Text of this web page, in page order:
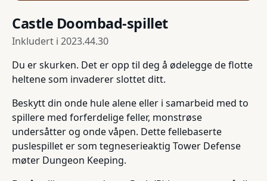
Castle Doombad-spillet
Inkludert i 2023.44.30
Du er skurken. Det er opp til deg å ødelegge de flotte
heltene som invaderer slottet ditt.
Beskytt din onde hule alene eller i samarbeid med to
spillere med forferdelige feller, monstrøse
undersåtter og onde våpen. Dette fellebaserte
puslespillet er som tegneserieaktig Tower Defense
møter Dungeon Keeping.